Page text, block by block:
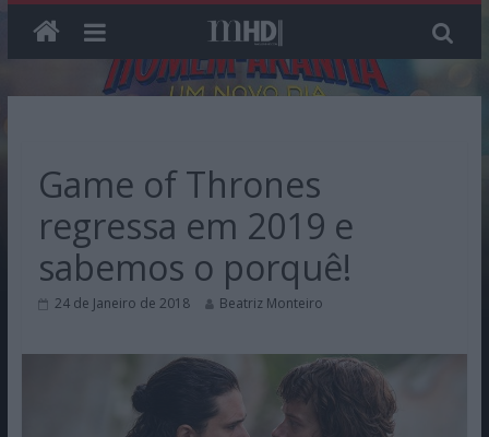
Game of Thrones
regressa em 2019 e
sabemos o porquê!
24 de Janeiro de 2018 Beatriz Monteiro